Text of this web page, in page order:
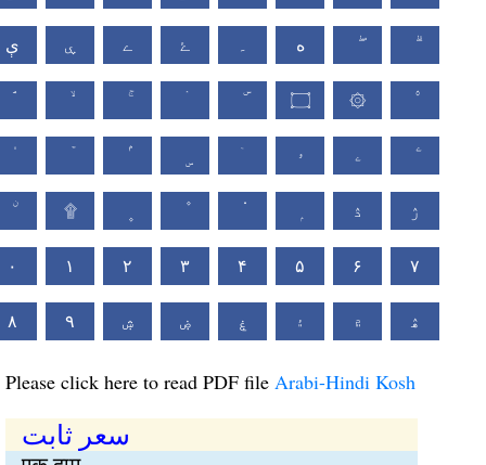
ې ۑ ے ۓ ە
۝ ۞
ۤ ۥ ۦ
۩ ۮ ۯ
۰ ۱ ۲ ۳ ۴ ۵ ۶ ۷
۸ ۹ ۺ ۻ ۼ ۽ ۾ ۿ
Please click here to read PDF file Arabi-Hindi Kosh
سعر ثابت